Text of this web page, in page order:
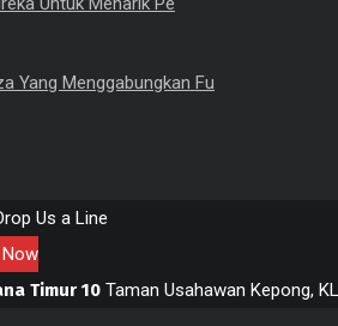
Yang Menggabungkan Fu
Us a Line
Timur 10 Taman Usahawan Kepong, KL